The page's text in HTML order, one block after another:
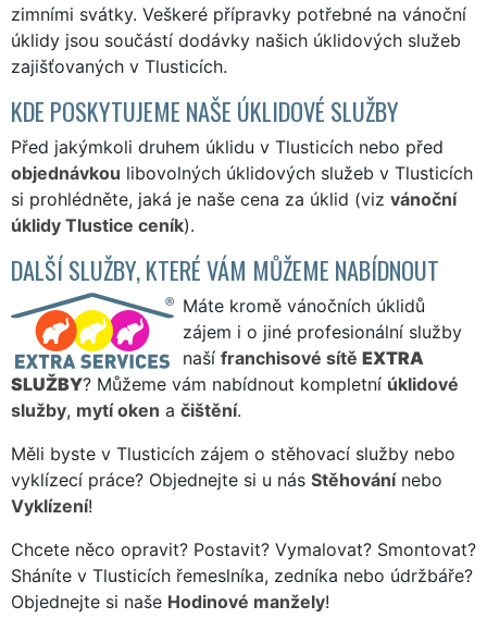
zimními svátky. Veškeré přípravky potřebné na vánoční
úklidy jsou součástí dodávky našich úklidových služeb
zajišťovaných v Tlusticích.
KDE POSKYTUJEME NAŠE ÚKLIDOVÉ SLUŽBY
Před jakýmkoli druhem úklidu v Tlusticích nebo před
objednávkou libovolných úklidových služeb v Tlusticích
si prohlédněte, jaká je naše cena za úklid (viz vánoční
úklidy Tlustice ceník).
DALŠÍ SLUŽBY, KTERÉ VÁM MŮŽEME NABÍDNOUT
Máte kromě vánočních úklidů
zájem i o jiné profesionální služby
naší franchisové sítě EXTRA
SLUŽBY? Můžeme vám nabídnout kompletní úklidové
služby, mytí oken a čištění.
Měli byste v Tlusticích zájem o stěhovací služby nebo
vyklízecí práce? Objednejte si u nás Stěhovánínebo
Vyklízení!
Chcete něco opravit? Postavit? Vymalovat? Smontovat?
Sháníte v Tlusticích řemeslníka, zedníka nebo údržbáře?
Objednejte si naše Hodinové manžely!